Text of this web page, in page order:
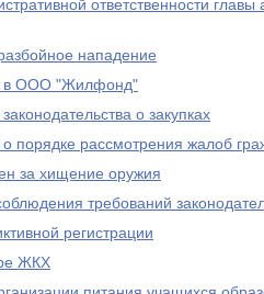
ответственности
нападение
в ООО "Жилфонд"
о закупках
порядке рассмотрения жалоб
за хищение оружия
требований
регистрации
ЖКХ